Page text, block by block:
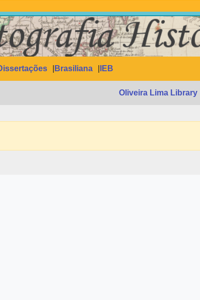
Brasiliana IEB
Oliveira Lima Library